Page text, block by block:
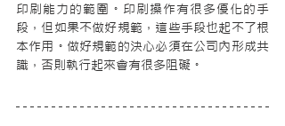
印刷能力的範圍。印刷操作有很多優化的手
段，但如果不做好規範，這些手段也起不了根
本作用。做好規範的決心必須在公司內形成共
識，否則執行起來會有很多阻礙。